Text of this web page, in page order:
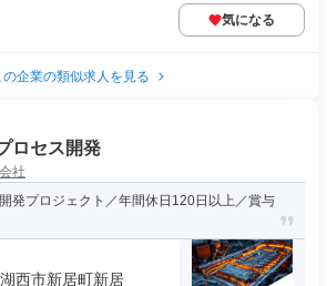
気になる
の企業の類似求人を見る
ロセス開発
社
発プロジェクト／年間休日120日以上／賞与
西市新居町新居